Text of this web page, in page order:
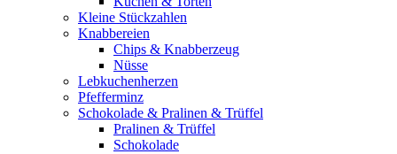
Kleine Stückzahlen
Knabbereien
Chips & Knabberzeug
Nüsse
Lebkuchenherzen
Pfefferminz
Schokolade & Pralinen & Trüffel
Pralinen & Trüffel
Schokolade